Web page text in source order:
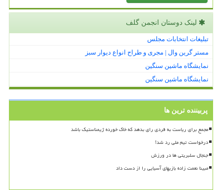
لینک دوستان انجمن گلف
تبلیغات انتخابات مجلس
مستر گرین وال | مجری و طراح انواع دیوار سبز
نمایشگاه ماشین سنگین
نمایشگاه ماشین سنگین
پربیننده ترین ها
مجمع برای ریاست به فردی رای بدهد که خاک خورده ژیمناستیک باشد
درخواست تیم ملی رد شد!
جنجال سلبریتی ها در ورزش
مبینا نعمت زاده بازیهای آسیایی را از دست داد